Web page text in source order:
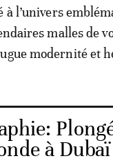
à l’univers
malles de
modernité et
à Dubaï